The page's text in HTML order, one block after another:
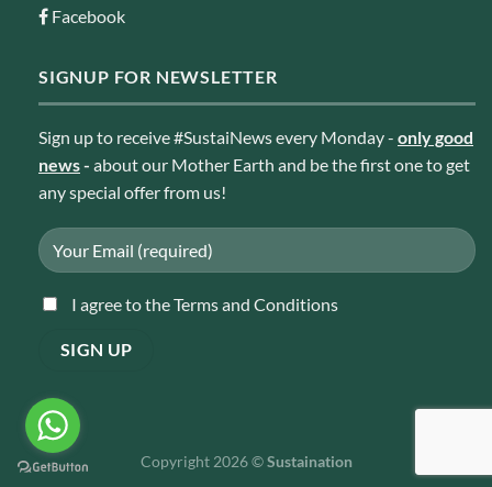
Facebook
SIGNUP FOR NEWSLETTER
Sign up to receive #SustaiNews every Monday - only good
news- about our Mother Earth and be the first one to get
any special offer from us!
I agree to the Terms and Conditions
Copyright 2026 ©Sustaination